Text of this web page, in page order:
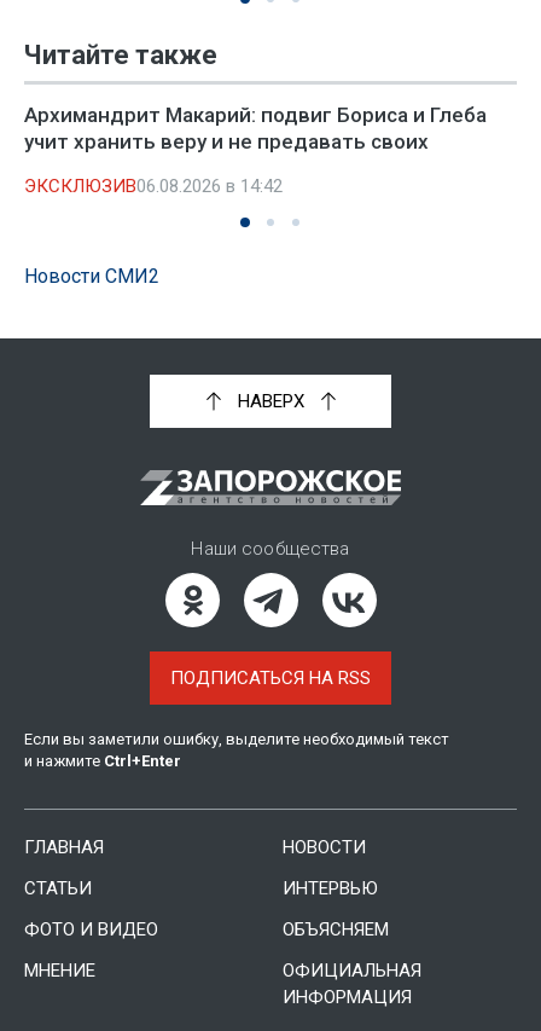
Читайте также
Архимандрит Макарий: подвиг Бориса и Глеба
учит хранить веру и не предавать своих
ЭКСКЛЮЗИВ06.08.2026 в 14:42
Новости СМИ2
НАВЕРХ
Наши сообщества
ПОДПИСАТЬСЯ НА RSS
Если вы заметили ошибку, выделите необходимый текст
и нажмите Ctrl +Enter
ГЛАВНАЯ
НОВОСТИ
СТАТЬИ
ИНТЕРВЬЮ
ФОТО И ВИДЕО
ОБЪЯСНЯЕМ
МНЕНИЕ
ОФИЦИАЛЬНАЯ
ИНФОРМАЦИЯ